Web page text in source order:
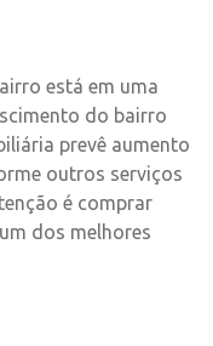
está em uma
do bairro
prevê aumento
outros serviços
é comprar
dos melhores